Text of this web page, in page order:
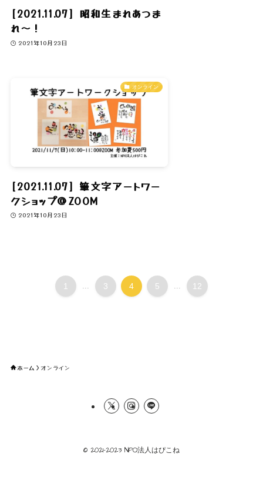
[2021.11.07] 昭和生まれあつま
れ〜！
2021年10月23日
オンライン
[2021.11.07] 筆文字アートワー
クショップ＠ZOOM
2021年10月23日
1 ... 3 4 5 ... 12
ホーム オンライン
© 2021-2023 NPO法人はぴこね